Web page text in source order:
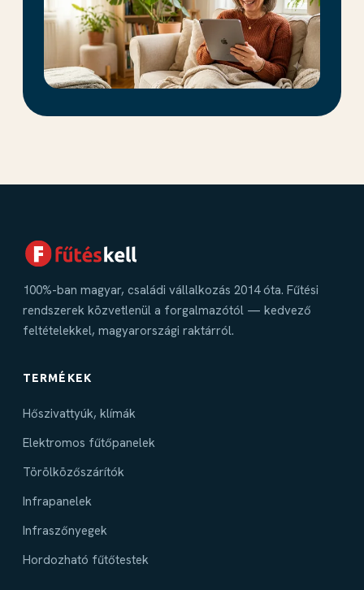
100%-ban magyar, családi vállalkozás 2014 óta. Fűtési
rendszerek közvetlenül a forgalmazótól — kedvező
feltételekkel, magyarországi raktárról.
TERMÉKEK
Hőszivattyúk, klímák
Elektromos fűtőpanelek
Törölközőszárítók
Infrapanelek
Infraszőnyegek
Hordozható fűtőtestek